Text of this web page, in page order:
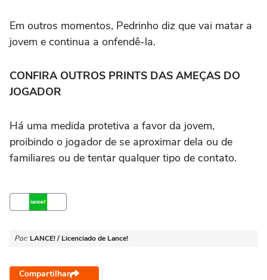
Em outros momentos, Pedrinho diz que vai matar a
jovem e continua a onfendê-la.
CONFIRA OUTROS PRINTS DAS AMEÇAS DO
JOGADOR
Há uma medida protetiva a favor da jovem,
proibindo o jogador de se aproximar dela ou de
familiares ou de tentar qualquer tipo de contato.
Por: LANCE! / Licenciado de Lance!
Compartilhar